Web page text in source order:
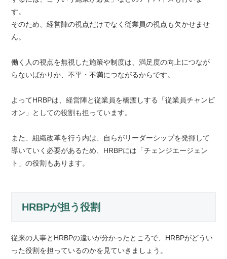
す。
そのため、経営陣の視点だけでなく従業員の視点も欠かせませ
ん。
働く人の視点を無視した施策や制度は、満足度の向上につなが
らないばかりか、不平・不満につながるからです。
よってHRBPは、経営陣と従業員を橋渡しする「従業員チャンピ
オン」としての役割も担っています。
また、組織改革を行う内は、自らがリーダーシップを発揮して
導いていく必要があるため、HRBPには「チェンジエージェン
ト」の役割もあります。
HRBPが担う役割
従来の人事とHRBPの違いが分かったところで、HRBPがどうい
った役割を担っているのかを見ていきましょう。